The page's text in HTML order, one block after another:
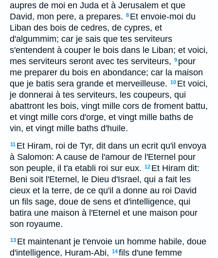
aupres de moi en Juda et à Jerusalem et que
David, mon pere, a prepares. 8 Et envoie-moi du
Liban des bois de cedres, de cypres, et
d'algummim; car je sais que tes serviteurs
s'entendent à couper le bois dans le Liban; et voici,
mes serviteurs seront avec tes serviteurs, 9 pour
me preparer du bois en abondance; car la maison
que je batis sera grande et merveilleuse. 10 Et voici,
je donnerai à tes serviteurs, les coupeurs, qui
abattront les bois, vingt mille cors de froment battu,
et vingt mille cors d'orge, et vingt mille baths de
vin, et vingt mille baths d'huile.
11 Et Hiram, roi de Tyr, dit dans un ecrit qu'il envoya
à Salomon: A cause de l'amour de l'Eternel pour
son peuple, il t'a etabli roi sur eux. 12 Et Hiram dit:
Beni soit l'Eternel, le Dieu d'Israel, qui a fait les
cieux et la terre, de ce qu'il a donne au roi David
un fils sage, doue de sens et d'intelligence, qui
batira une maison à l'Eternel et une maison pour
son royaume.
13 Et maintenant je t'envoie un homme habile, doue
d'intelligence, Huram-Abi, 14fils d'une femme